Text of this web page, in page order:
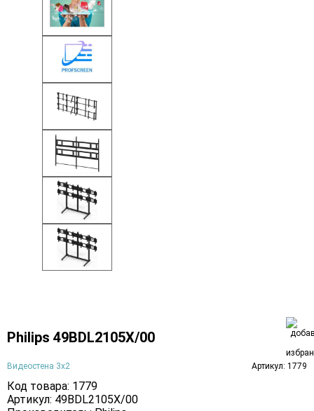
Philips 49BDL2105X/00
Видеостена 3х2 Артикул: 1779
Код товара: 1779
Артикул: 49BDL2105X/00